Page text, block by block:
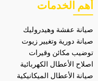
أهم الخدمات
صيانة عفشة وهيدروليك
صيانة دورية وتغيير زيوت
توضيب مكائن وقيرات
اصلاح الأعطال الكهربائية
صيانة الأعطال الميكانيكية